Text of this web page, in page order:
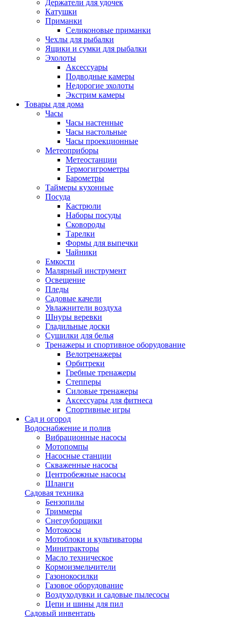
Держатели для удочек
Катушки
Приманки
Селиконовые приманки
Чехлы для рыбалки
Ящики и сумки для рыбалки
Эхолоты
Аксессуары
Подводные камеры
Недорогие эхолоты
Экстрим камеры
Товары для дома
Часы
Часы настенные
Часы настольные
Часы проекционные
Метеоприборы
Метеостанции
Термогигрометры
Барометры
Таймеры кухонные
Посуда
Кастрюли
Наборы посуды
Сковороды
Тарелки
Формы для выпечки
Чайники
Емкости
Малярный инструмент
Освещение
Пледы
Садовые качели
Увлажнители воздуха
Шнуры веревки
Гладильные доски
Сушилки для белья
Тренажеры и спортивное оборудование
Велотренажеры
Орбитреки
Гребные тренажеры
Степперы
Силовые тренажеры
Аксессуары для фитнеса
Спортивные игры
Сад и огород
Водоснабжение и полив
Вибрационные насосы
Мотопомпы
Насосные станции
Скваженные насосы
Центробежные насосы
Шланги
Садовая техника
Бензопилы
Триммеры
Снегоуборщики
Мотокосы
Мотоблоки и культиваторы
Минитракторы
Масло техническое
Кормоизмельчители
Газонокосилки
Газовое оборудование
Воздуходувки и садовые пылесосы
Цепи и шины для пил
Садовый инвентарь